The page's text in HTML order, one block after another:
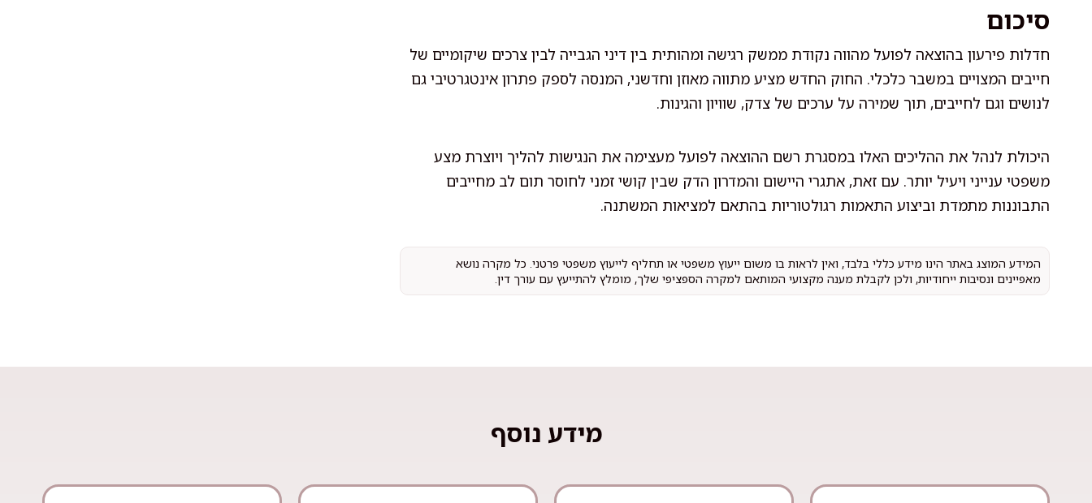
סיכום
חדלות פירעון בהוצאה לפועל מהווה נקודת ממשק רגישה ומהותית בין דיני הגבייה לבין צרכים שיקומיים של
חייבים המצויים במשבר כלכלי. החוק החדש מציע מתווה מאוזן וחדשני, המנסה לספק פתרון אינטגרטיבי גם
לנושים וגם לחייבים, תוך שמירה על ערכים של צדק, שוויון והגינות.
היכולת לנהל את ההליכים האלו במסגרת רשם ההוצאה לפועל מעצימה את הנגישות להליך ויוצרת מצע
משפטי ענייני ויעיל יותר. עם זאת, אתגרי היישום והמדרון הדק שבין קושי זמני לחוסר תום לב מחייבים
התבוננות מתמדת וביצוע התאמות רגולטוריות בהתאם למציאות המשתנה.
המידע המוצג באתר הינו מידע כללי בלבד, ואין לראות בו משום ייעוץ משפטי או תחליף לייעוץ משפטי פרטני. כל מקרה נושא
מאפיינים ונסיבות ייחודיות, ולכן לקבלת מענה מקצועי המותאם למקרה הספציפי שלך, מומלץ להתייעץ עם עורך דין.
מידע נוסף